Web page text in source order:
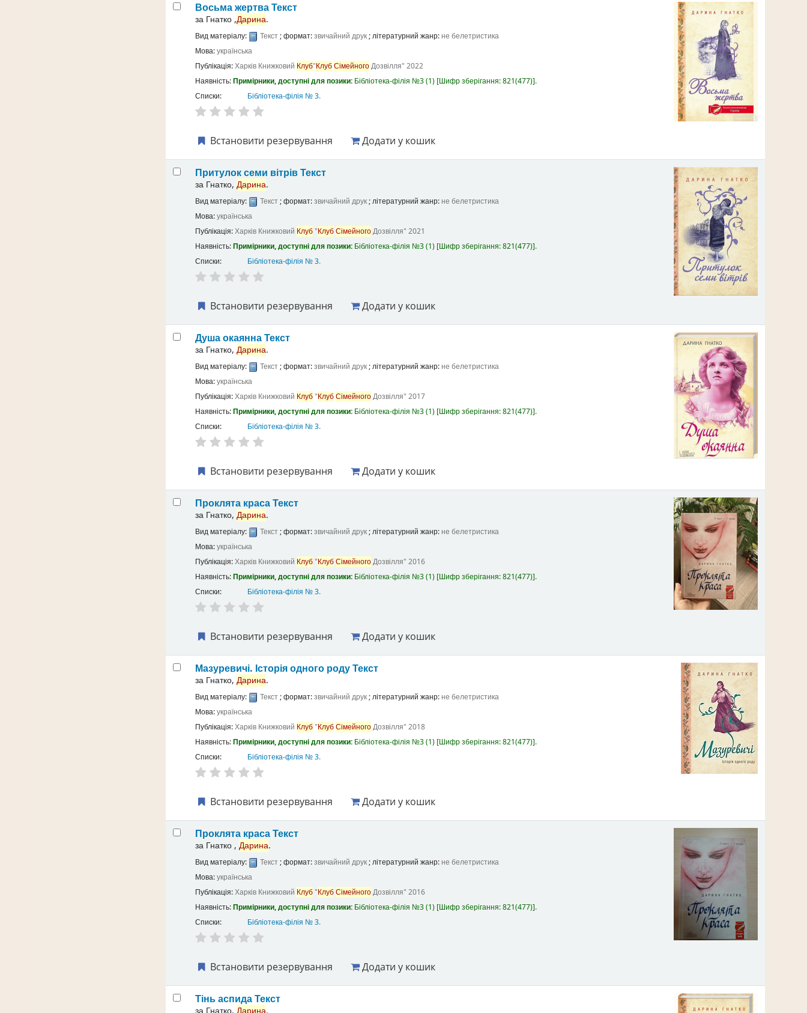
Восьма жертваТекст
за Гнатко ,Дарина.
Вид матеріалу: Текст; формат:звичайний друк; літературний жанр:не белетристика
Мова:українська
Публікація:Харків Книжковий Клуб"КлубСімейногоДозвілля" 2022
Наявність:Примірники, доступні для позики: Бібліотека-філія №3(1) Шифр зберігання:821(477) .
Списки:
Бібліотека-філія № 3.
Встановити резервування Додати у кошик
Притулок семи вітрівТекст
за Гнатко, Дарина.
Вид матеріалу: Текст; формат:звичайний друк; літературний жанр: не белетристика
Мова:українська
Публікація:Харків Книжковий Клуб"КлубСімейногоДозвілля" 2021
Наявність:Примірники, доступні для позики: Бібліотека-філія №3(1) Шифр зберігання:821(477) .
Списки:
Бібліотека-філія № 3.
Встановити резервування Додати у кошик
Душа окаяннаТекст
за Гнатко, Дарина.
Вид матеріалу: Текст; формат:звичайний друк; літературний жанр:не белетристика
Мова:українська
Публікація:Харків Книжковий Клуб"КлубСімейногоДозвілля" 2017
Наявність:Примірники, доступні для позики: Бібліотека-філія №3(1) Шифр зберігання:821(477) .
Списки:
Бібліотека-філія № 3.
Встановити резервування Додати у кошик
Проклята красаТекст
за Гнатко, Дарина.
Вид матеріалу: Текст; формат:звичайний друк; літературний жанр: не белетристика
Мова:українська
Публікація:Харків Книжковий Клуб"КлубСімейногоДозвілля" 2016
Наявність:Примірники, доступні для позики: Бібліотека-філія №3(1) Шифр зберігання:821(477) .
Списки:
Бібліотека-філія № 3.
Встановити резервування Додати у кошик
Мазуревичі. Історія одного родуТекст
за Гнатко, Дарина.
Вид матеріалу: Текст; формат:звичайний друк; літературний жанр:не белетристика
Мова:українська
Публікація:Харків Книжковий Клуб"КлубСімейногоДозвілля" 2018
Наявність:Примірники, доступні для позики: Бібліотека-філія №3(1) Шифр зберігання:821(477) .
Списки:
Бібліотека-філія № 3.
Встановити резервування Додати у кошик
Проклята красаТекст
за Гнатко , Дарина.
Вид матеріалу: Текст; формат:звичайний друк; літературний жанр: не белетристика
Мова:українська
Публікація:Харків Книжковий Клуб"КлубСімейногоДозвілля" 2016
Наявність:Примірники, доступні для позики: Бібліотека-філія №3(1) Шифр зберігання:821(477) .
Списки:
Бібліотека-філія № 3.
Встановити резервування Додати у кошик
Тінь аспидаТекст